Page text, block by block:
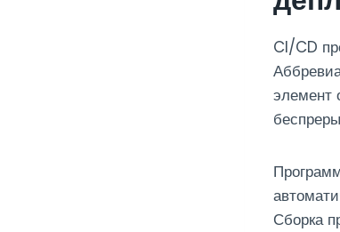
CI/CD
элемент
Сборка